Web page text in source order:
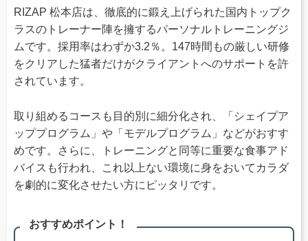
RIZAP 松本店は、徹底的に鍛え上げられた国内トップク
ラスのトレーナー陣を擁するパーソナルトレーニングジ
ムです。採用率はわずか3.2％。147時間もの厳しい研修
をクリアした猛者だけがクライアントへのサポートを許
されています。
取り組めるコースも目的別に細分化され、「シェイプア
ッププログラム」や「モデルプログラム」などがおすす
めです。さらに、トレーニングと同等に重要な食事アド
バイスも行われ、これ以上ない環境に身をおいてカラダ
を劇的に変化させたい方にピッタリです。
おすすめポイント！